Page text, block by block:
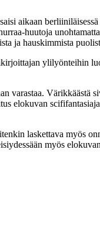
aikaan
huutoja
ja hauskimmista
ylilyönteihin
varastaa. Värikkäästä
elokuvan
laskettava myös
myös